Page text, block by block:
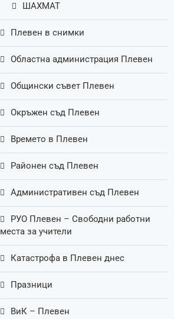
ШАХМАТ
Плевен в снимки
Областна администрация Плевен
Общински съвет Плевен
Окръжен съд Плевен
Времето в Плевен
Районен съд Плевен
Административен съд Плевен
РУО Плевен – Свободни работни
места за учители
Катастрофа в Плевен днес
Празници
ВиК – Плевен